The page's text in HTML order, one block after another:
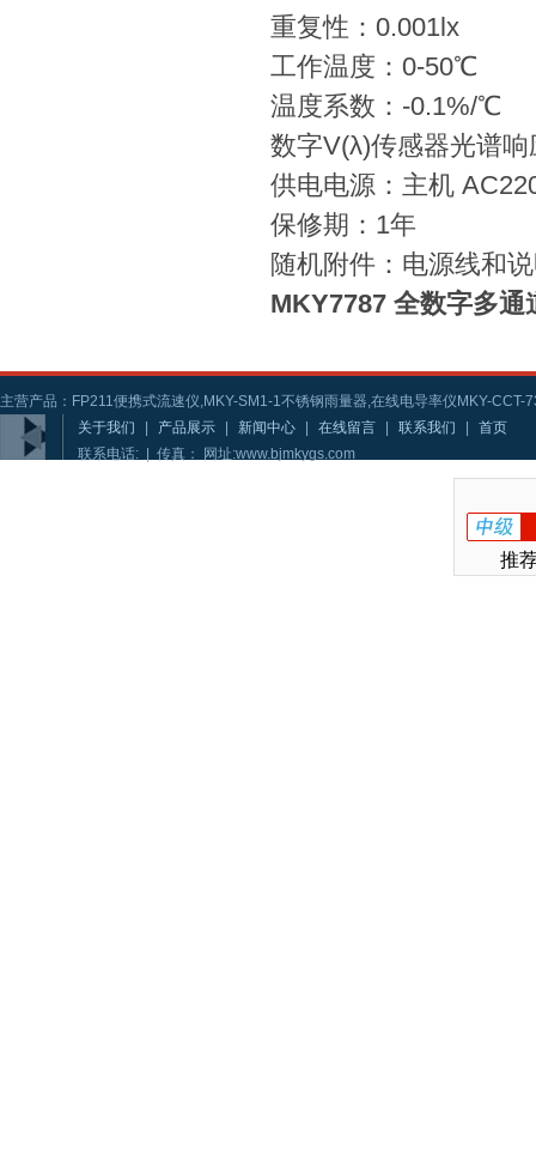
重复性：0.001lx
工作温度：0-50℃
温度系数：-0.1%/℃
数字V(λ)传感器光谱
供电电源：主机
保修期：1年
随机附件：电源线和
MKY7787 全数字多通
主营产品：FP211便携式流速仪,MKY-SM1-1不锈钢雨量器,在线电导率仪MKY-CCT-
关于我们
产品展示 新闻中心 在线留言 联系我们
首页
联系电话: | 传真： 网址:www.bjmkygs.com
推